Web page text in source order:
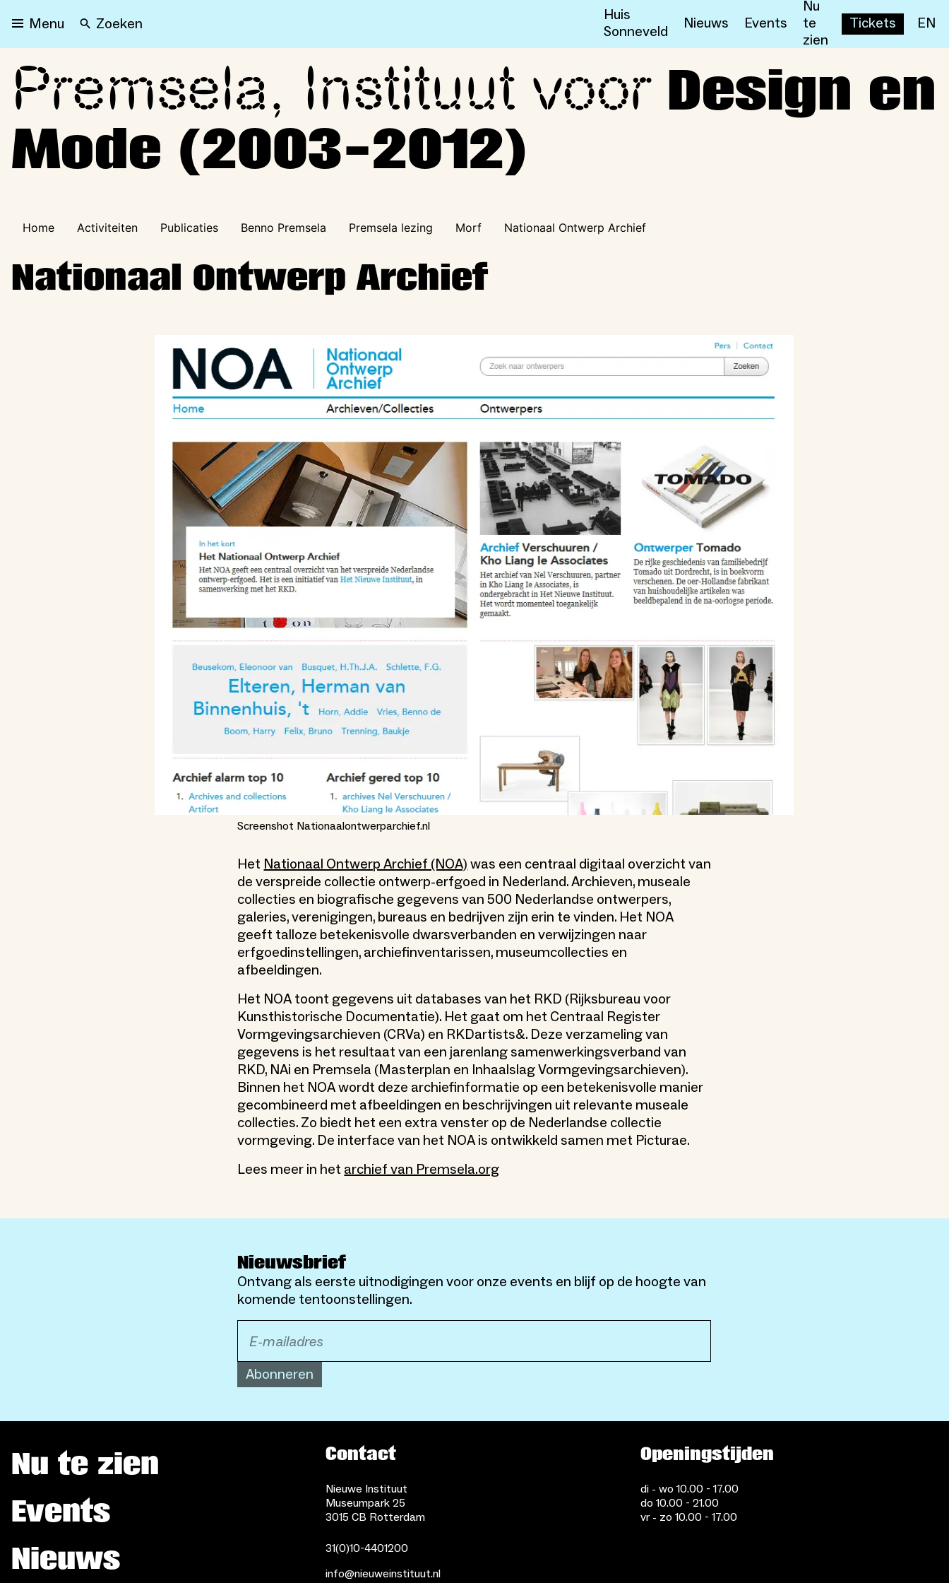
Menu Zoeken
Huis
Sonneveld
Nieuws Events
Nu
te
zien
Tickets EN
Premsela, Instituut voor Design en Mode (2003-2012)
Premsela, Instituut voorDesign en
Mode (2003-2012)
Home Activiteiten Publicaties Benno Premsela Premsela lezing Morf Nationaal Ontwerp Archief
Nationaal Ontwerp Archief
Screenshot Nationaalontwerparchief.nl
HetNationaal Ontwerp Archief (NOA)was een centraal digitaal overzicht van
de verspreide collectie ontwerp-erfgoed in Nederland. Archieven, museale
collecties en biografische gegevens van 500 Nederlandse ontwerpers,
galeries, verenigingen, bureaus en bedrijven zijn erin te vinden. Het NOA
geeft talloze betekenisvolle dwarsverbanden en verwijzingen naar
erfgoedinstellingen, archiefinventarissen, museumcollecties en
afbeeldingen.
Het NOA toont gegevens uit databases van het RKD (Rijksbureau voor
Kunsthistorische Documentatie). Het gaat om het Centraal Register
Vormgevingsarchieven (CRVa) en RKDartists&. Deze verzameling van
gegevens is het resultaat van een jarenlang samenwerkingsverband van
RKD, NAi en Premsela (Masterplan en Inhaalslag Vormgevingsarchieven).
Binnen het NOA wordt deze archiefinformatie op een betekenisvolle manier
gecombineerd met afbeeldingen en beschrijvingen uit relevante museale
collecties. Zo biedt het een extra venster op de Nederlandse collectie
vormgeving. De interface van het NOA is ontwikkeld samen met Picturae.
Lees meer in hetarchief van Premsela.org
Nieuwsbrief
Ontvang als eerste uitnodigingen voor onze events en blijf op de hoogte van
komende tentoonstellingen.
Abonneren
Nu te zien
Events
Nieuws
Contact
Nieuwe Instituut
Museumpark 25
3015 CB Rotterdam
31(0)10-4401200
info@nieuweinstituut.nl
Openingstijden
di - wo 10.00 - 17.00
do 10.00 - 21.00
vr - zo 10.00 - 17.00